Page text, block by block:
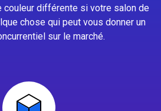
couleur différente si votre salon de
chose qui peut vous donner un
sur le marché.